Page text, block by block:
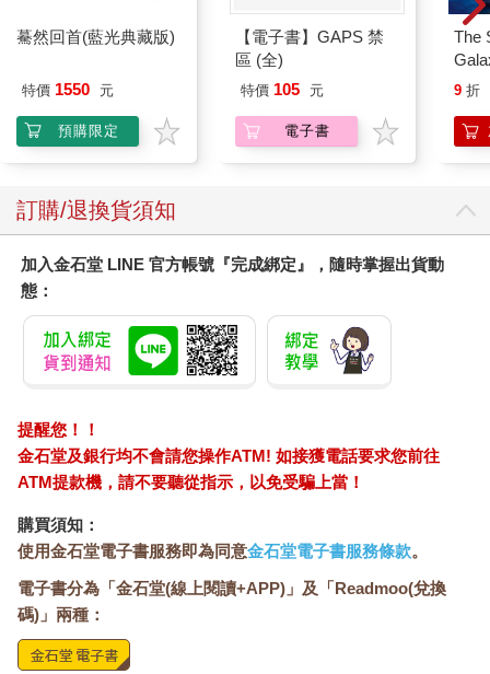
備，當然會拿我們和自己比較。
光看朴德久就知道了。他換掉了在新手教學中使用的那面破爛的
木盾，改拿看起來品質很好的鐵盾。
用鞋帶編成的皮革鎧甲也由鍊甲取代。要是朴德久的力量值再高
至於原本拿在手上的劣質短刀，則是換成了粗短的鈍器。
儘管沒有英雄級的道具，這副模樣也算是擺脫新手的菜味了。
映入眼簾。
「很高興見到你們。」
隊長們事前見過幾次面，彼此自然地握手打招呼，其他隊員們也
一樣。
胸前別著紅色徽章的顯然是紅色傭兵的成員，我看見他們用眼神
對我釋出莫名的善意。
很好。
關於你的事，你就是那個……」
「啊，很高興認識你，我叫李基英。」
目前外界所知的情況是紅色傭兵公會的會長車熙拉非常喜歡我，
因此他們會想討好我也是理所當然的。
紅色傭兵清一色穿戴著紅色裝備，看來他們對公會抱有高度的認
同感。
正在和鄭白雪打招呼的想必就是來自魔導公會的小隊了。
他們別著形似魔法陣的徽章，好像有很多好奇的事，已經開始向
鄭白雪搭話了。
至於正在和金賢成寒暄的則是黑天鵝公會，他們由五女一男組
成，身上也別著徽章。和我之前聽說的一樣，黑天鵝公會的小隊
驀然回首(藍光典藏版)
特價 1550 元
預購限定
【電子書】GAPS 禁
區 (全)
特價 105 元
電子書
The
9 折
訂購/退換貨須知
加入金石堂 LINE 官方帳號『完成綁定』，隨時掌握出貨動
態：
提醒您！！
金石堂及銀行均不會請您操作ATM! 如接獲電話要求您前往
ATM提款機，請不要聽從指示，以免受騙上當！
購買須知：
使用金石堂電子書服務即為同意金石堂電子書服務條款。
電子書分為「金石堂(線上閱讀+APP)」及「Readmoo(兌換
碼)」兩種：